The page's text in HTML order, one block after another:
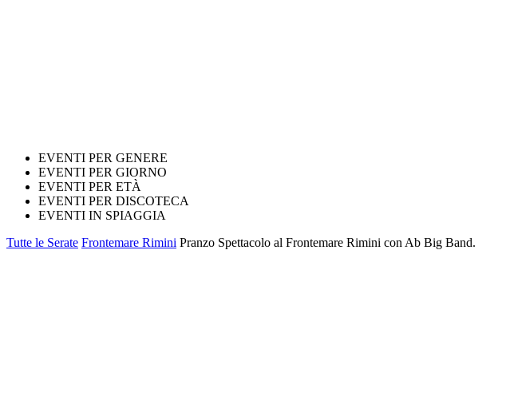
EVENTI PER GENERE
EVENTI PER GIORNO
EVENTI PER ETÀ
EVENTI PER DISCOTECA
EVENTI IN SPIAGGIA
Tutte le Serate Frontemare Rimini Pranzo Spettacolo al Frontemare Rimini con Ab Big Band.